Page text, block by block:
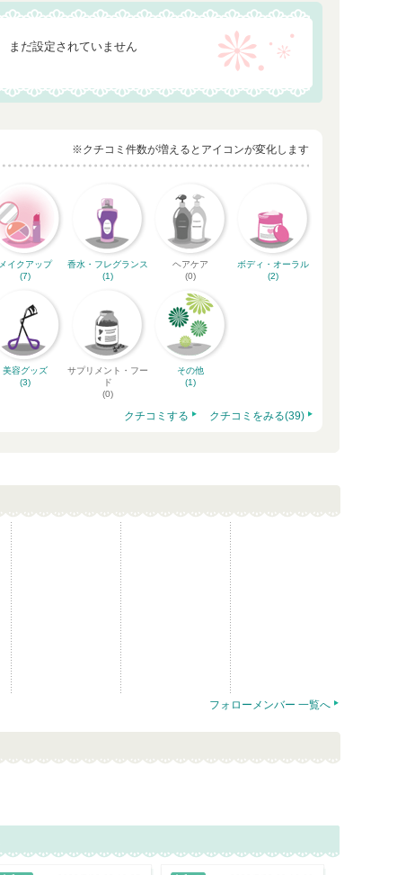
まだ設定されていません
※クチコミ件数が増えるとアイコンが変化します
メイクアップ
(7)
香水・フレグランス
(1)
ヘアケア
(0)
ボディ・オーラル
(2)
美容グッズ
(3)
サプリメント・フー
ド
(0)
その他
(1)
クチコミする クチコミをみる(39)
フォローメンバー 一覧へ